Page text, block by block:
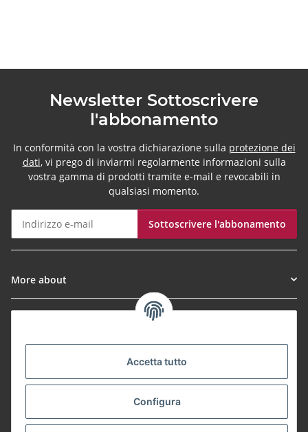
Accetta tutto
Configura
Newsletter Sottoscrivere
l'abbonamento
In conformità con la vostra dichiarazione sulla protezione dei
dati, vi prego di inviarmi regolarmente informazioni sulla
vostra gamma di prodotti tramite e-mail e revocabili in
qualsiasi momento.
Sottoscrivere l'abbonamento
More about
Shipping